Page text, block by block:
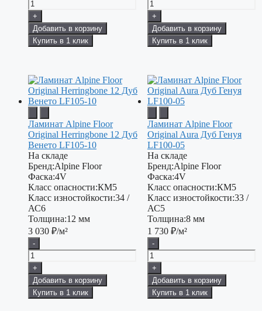
+
Добавить в корзину
Купить в 1 клик
+
Добавить в корзину
Купить в 1 клик
Ламинат Alpine Floor
Original Herringbone 12 Дуб
Венето LF105-10
На складе
Бренд:Alpine Floor
Фаска:4V
Класс опасности:КМ5
Класс изностойкости:34 /
АС6
Толщина:12 мм
3 030 ₽/м²
-
+
Добавить в корзину
Купить в 1 клик
Ламинат Alpine Floor
Original Aura Дуб Генуя
LF100-05
На складе
Бренд:Alpine Floor
Фаска:4V
Класс опасности:КМ5
Класс изностойкости:33 /
АС5
Толщина:8 мм
1 730 ₽/м²
-
+
Добавить в корзину
Купить в 1 клик